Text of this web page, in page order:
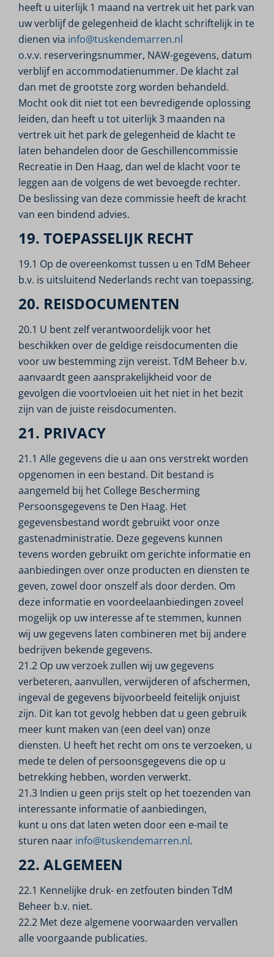
heeft u uiterlijk 1 maand na vertrek uit het park van
uw verblijf de gelegenheid de klacht schriftelijk in te
dienen via info@tuskendemarren.nl
o.v.v. reserveringsnummer, NAW-gegevens, datum
verblijf en accommodatienummer. De klacht zal
dan met de grootste zorg worden behandeld.
Mocht ook dit niet tot een bevredigende oplossing
leiden, dan heeft u tot uiterlijk 3 maanden na
vertrek uit het park de gelegenheid de klacht te
laten behandelen door de Geschillencommissie
Recreatie in Den Haag, dan wel de klacht voor te
leggen aan de volgens de wet bevoegde rechter.
De beslissing van deze commissie heeft de kracht
van een bindend advies.
19. TOEPASSELIJK RECHT
19.1 Op de overeenkomst tussen u en TdM Beheer
b.v. is uitsluitend Nederlands recht van toepassing.
20. REISDOCUMENTEN
20.1 U bent zelf verantwoordelijk voor het
beschikken over de geldige reisdocumenten die
voor uw bestemming zijn vereist. TdM Beheer b.v.
aanvaardt geen aansprakelijkheid voor de
gevolgen die voortvloeien uit het niet in het bezit
zijn van de juiste reisdocumenten.
21. PRIVACY
21.1 Alle gegevens die u aan ons verstrekt worden
opgenomen in een bestand. Dit bestand is
aangemeld bij het College Bescherming
Persoonsgegevens te Den Haag. Het
gegevensbestand wordt gebruikt voor onze
gastenadministratie. Deze gegevens kunnen
tevens worden gebruikt om gerichte informatie en
aanbiedingen over onze producten en diensten te
geven, zowel door onszelf als door derden. Om
deze informatie en voordeelaanbiedingen zoveel
mogelijk op uw interesse af te stemmen, kunnen
wij uw gegevens laten combineren met bij andere
bedrijven bekende gegevens.
21.2 Op uw verzoek zullen wij uw gegevens
verbeteren, aanvullen, verwijderen of afschermen,
ingeval de gegevens bijvoorbeeld feitelijk onjuist
zijn. Dit kan tot gevolg hebben dat u geen gebruik
meer kunt maken van (een deel van) onze
diensten. U heeft het recht om ons te verzoeken, u
mede te delen of persoonsgegevens die op u
betrekking hebben, worden verwerkt.
21.3 Indien u geen prijs stelt op het toezenden van
interessante informatie of aanbiedingen,
kunt u ons dat laten weten door een e-mail te
sturen naar info@tuskendemarren.nl.
22. ALGEMEEN
22.1 Kennelijke druk- en zetfouten binden TdM
Beheer b.v. niet.
22.2 Met deze algemene voorwaarden vervallen
alle voorgaande publicaties.